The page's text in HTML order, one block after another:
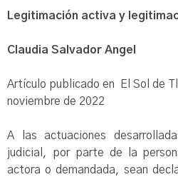
Legitimación activa y
Claudia Salvador Angel
Artículo publicado en El Sol de
noviembre de 2022
A las actuaciones
judicial, por parte de la
actora o demandada, sean